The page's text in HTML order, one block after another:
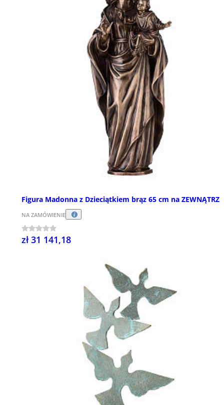
Figura Madonna z Dzieciątkiem brąz 65 cm na ZEWNĄTRZ
NA ZAMÓWIENIE
zł 31 141,18